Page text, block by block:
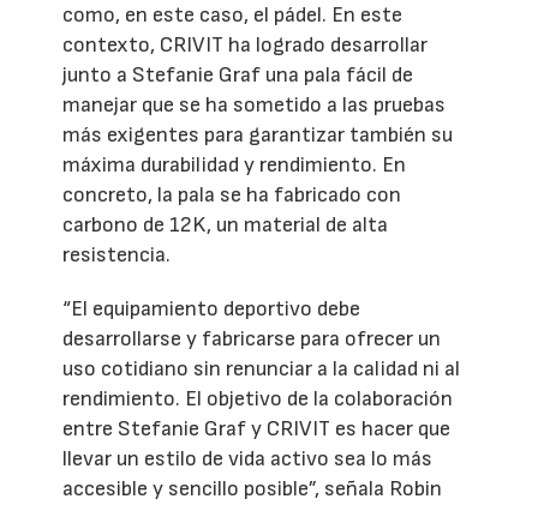
como, en este caso, el pádel. En este
contexto, CRIVIT ha logrado desarrollar
junto a Stefanie Graf una pala fácil de
manejar que se ha sometido a las pruebas
más exigentes para garantizar también su
máxima durabilidad y rendimiento. En
concreto, la pala se ha fabricado con
carbono de 12K, un material de alta
resistencia.
“El equipamiento deportivo debe
desarrollarse y fabricarse para ofrecer un
uso cotidiano sin renunciar a la calidad ni al
rendimiento. El objetivo de la colaboración
entre Stefanie Graf y CRIVIT es hacer que
llevar un estilo de vida activo sea lo más
accesible y sencillo posible”, señala Robin